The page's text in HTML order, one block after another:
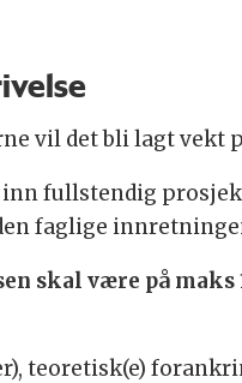
vil det bli lagt vekt
inn fullstendig
faglige
skal være på
teoretisk(e)